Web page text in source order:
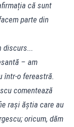
că sunt
parte din
discurs...
– am
într-o fereastră.
comentează
rași ăștia care au
oricum, dăm